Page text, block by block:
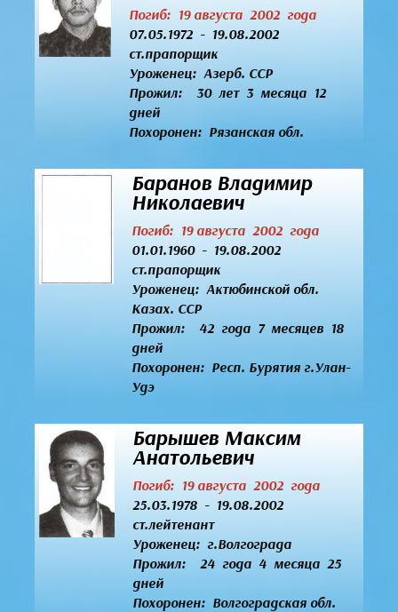
Погиб: 19 августа 2002 года
07.05.1972 - 19.08.2002
ст.прапорщик
Уроженец: Азерб. ССР
Прожил: 30 лет 3 месяца 12
дней
Похоронен: Рязанская обл.
Баранов Владимир
Николаевич
Погиб: 19 августа 2002 года
01.01.1960 - 19.08.2002
ст.прапорщик
Уроженец:Актюбинской обл.
Казах. ССР
Прожил: 42 года 7 месяцев 18
дней
Похоронен: Респ. Бурятия г.Улан-
Удэ
Барышев Максим
Анатольевич
Погиб: 19 августа 2002 года
25.03.1978 - 19.08.2002
ст.лейтенант
Уроженец:г.Волгограда
Прожил: 24 года 4 месяца 25
дней
Похоронен: Волгоградская обл.